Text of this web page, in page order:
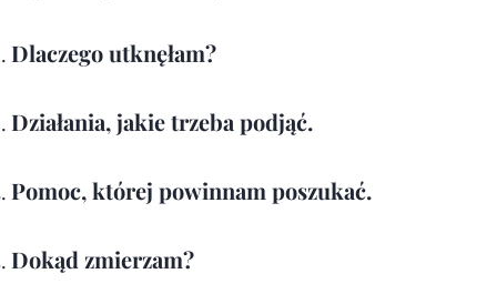
Dlaczego utknęłam?
Działania, jakie trzeba podjąć.
Pomoc, której powinnam poszukać.
Dokąd zmierzam?